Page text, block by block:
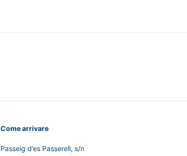
Come arrivare
Passeig d’es Passerell, s/n